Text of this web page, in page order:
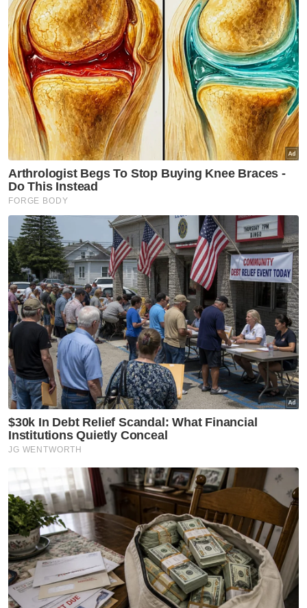
Rizalman luah rasa syukur hasrat bina surau
bersama wang derma tercapai
Kes tikam pelajar dipindah ke Mahkamah Tinggi Shah
Alam untuk dibicara
FFR laluan LRT Shah Alam dijangka siap akhir
Februari - Prasarana
“Wakaf bukan sekadar memberi bantuan
sekali lalu, tetapi menjadi sumber pahala
yang berterusan selagi manfaat itu
digunakan.
“Sama ada wakaf berbentuk pembinaan
surau, tanah perkuburan, kelengkapan
jenazah atau wakaf korporat, semuanya
membawa tujuan yang sama iaitu memberi
manfaat kepada manusia,” katanya.
Menurut beliau, konsep wakaf korporat yang
dilaksanakan oleh Waqaf Felda mempunyai
nilai yang sangat besar kepada masyarakat.
Berita Telus & Tulus menerusi E-Mel setiap
hari!
Katanya, harta yang diwakafkan tidak
dihabiskan sebaliknya dilaburkan bagi
menjana keuntungan yang kemudiannya